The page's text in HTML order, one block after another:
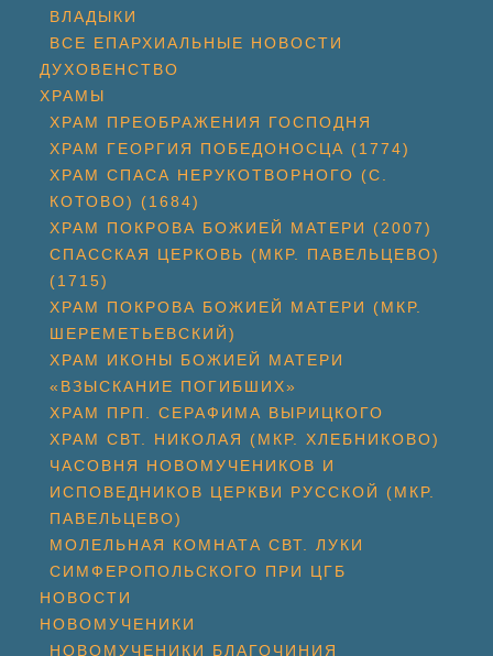
ВЛАДЫКИ
ВСЕ ЕПАРХИАЛЬНЫЕ НОВОСТИ
ДУХОВЕНСТВО
ХРАМЫ
ХРАМ ПРЕОБРАЖЕНИЯ ГОСПОДНЯ
ХРАМ ГЕОРГИЯ ПОБЕДОНОСЦА (1774)
ХРАМ СПАСА НЕРУКОТВОРНОГО (С.
КОТОВО) (1684)
ХРАМ ПОКРОВА БОЖИЕЙ МАТЕРИ (2007)
СПАССКАЯ ЦЕРКОВЬ (МКР. ПАВЕЛЬЦЕВО)
(1715)
ХРАМ ПОКРОВА БОЖИЕЙ МАТЕРИ (МКР.
ШЕРЕМЕТЬЕВСКИЙ)
ХРАМ ИКОНЫ БОЖИЕЙ МАТЕРИ
«ВЗЫСКАНИЕ ПОГИБШИХ»
ХРАМ ПРП. СЕРАФИМА ВЫРИЦКОГО
ХРАМ СВТ. НИКОЛАЯ (МКР. ХЛЕБНИКОВО)
ЧАСОВНЯ НОВОМУЧЕНИКОВ И
ИСПОВЕДНИКОВ ЦЕРКВИ РУССКОЙ (МКР.
ПАВЕЛЬЦЕВО)
МОЛЕЛЬНАЯ КОМНАТА СВТ. ЛУКИ
СИМФЕРОПОЛЬСКОГО ПРИ ЦГБ
НОВОСТИ
НОВОМУЧЕНИКИ
НОВОМУЧЕНИКИ БЛАГОЧИНИЯ